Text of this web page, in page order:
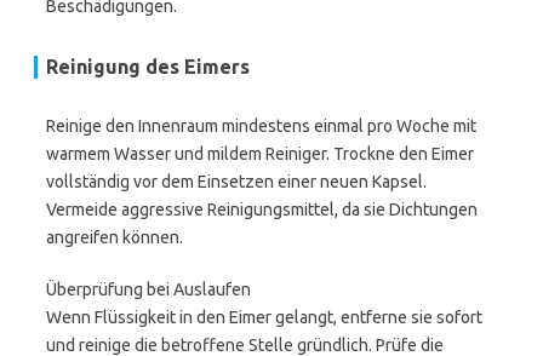
Beschädigungen.
Reinigung des Eimers
Reinige den Innenraum mindestens einmal pro Woche mit
warmem Wasser und mildem Reiniger. Trockne den Eimer
vollständig vor dem Einsetzen einer neuen Kapsel.
Vermeide aggressive Reinigungsmittel, da sie Dichtungen
angreifen können.
Überprüfung bei Auslaufen
Wenn Flüssigkeit in den Eimer gelangt, entferne sie sofort
und reinige die betroffene Stelle gründlich. Prüfe die